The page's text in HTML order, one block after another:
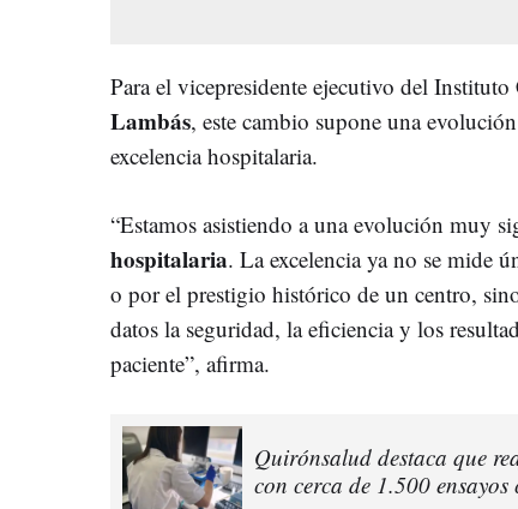
Para el vicepresidente ejecutivo del Instituto
Lambás, este cambio supone una
excelencia hospitalaria.
“Estamos asistiendo a una evolución muy
hospitalaria. La excelencia ya no se mide
o por el prestigio histórico de un centro,
datos la seguridad, la eficiencia y los
paciente”, afirma.
Quirónsalud destaca que
con cerca de 1.500